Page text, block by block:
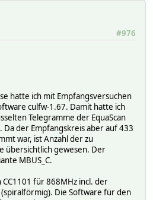
ccconf freq:868.300MHz
cmds B b C F i A Z E k
.*
#976
hatte ich mit Empfangsversuchen
culfw-1.67. Damit hatte ich
Telegramme der EquaScan
der Empfangskreis aber auf 433
war, ist Anzahl der zu
übersichtlich gewesen. Der
MBUS_C.
für 868MHz incl. der
Die Software für den